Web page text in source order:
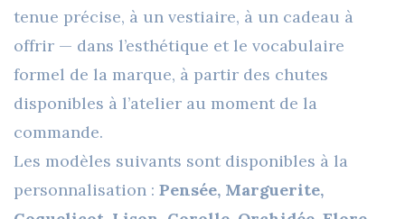
tenue précise, à un vestiaire, à un cadeau à
offrir — dans l’esthétique et le vocabulaire
formel de la marque, à partir des chutes
disponibles à l’atelier au moment de la
commande.
Les modèles suivants sont disponibles à la
personnalisation : Pensée, Marguerite,